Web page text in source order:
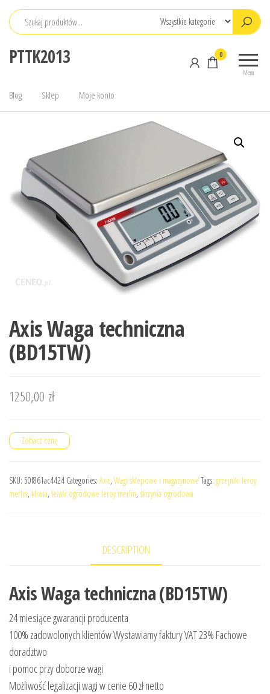
Przejdź
PTTK2013
Menu
0
Blog Sklep Moje konto
Axis Waga techniczna
(BD15TW)
1250,00 zł
Zobacz cenę
SKU: 50f861ac4424 Categories: Axis, Wagi sklepowe i magazynowe Tags: grzejniki leroy
merlin, kliwia, leżaki ogrodowe leroy merlin, skrzynia ogrodowa
DESCRIPTION
Axis Waga techniczna (BD15TW)
24 miesiące gwarancji producenta
100% zadowolonych klientów Wystawiamy faktury VAT 23% Fachowe
doradztwo
i pomoc przy doborze wagi
Możliwość legalizacji wagi w cenie 60 zł netto